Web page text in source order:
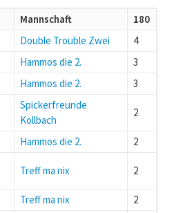
Mannschaft
180
Double Trouble Zwei
4
Hammos die 2.
3
Hammos die 2. 3
Spickerfreunde
Kollbach
2
Hammos die 2. 2
Treff ma nix 2
Treff ma nix
2